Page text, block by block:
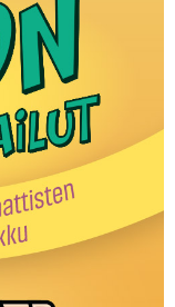
Tietopalvelun